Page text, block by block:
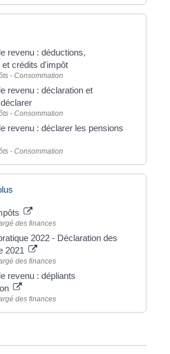
revenu : déductions,
et crédits d'impôt
- Consommation
revenu : déclaration et
- Consommation
revenu : déclarer les pensions
- Consommation
des finances
2022 - Déclaration des
2021
des finances
revenu : dépliants
des finances